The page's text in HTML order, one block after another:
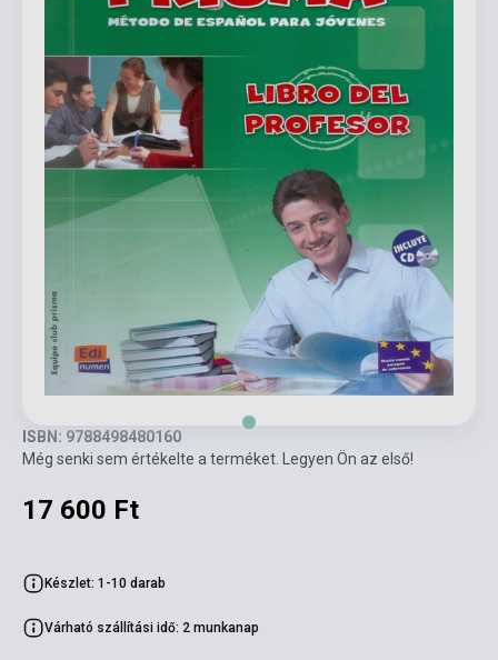
ISBN: 9788498480160
Még senki sem értékelte a terméket. Legyen Ön az első!
17 600 Ft
Készlet: 1-10 darab
Várható szállítási idő: 2 munkanap